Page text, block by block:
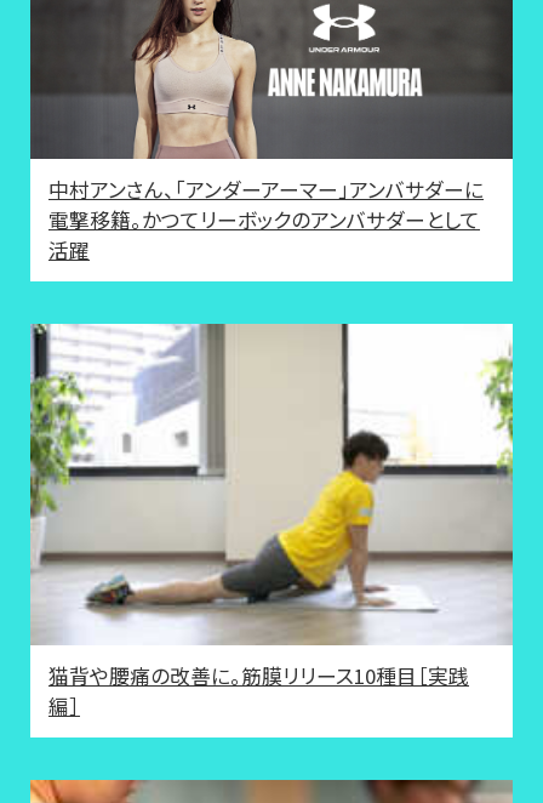
中村アンさん、「アンダーアーマー」アンバサダーに
電撃移籍。かつてリーボックのアンバサダーとして
活躍
猫背や腰痛の改善に。筋膜リリース10種目［実践
編］